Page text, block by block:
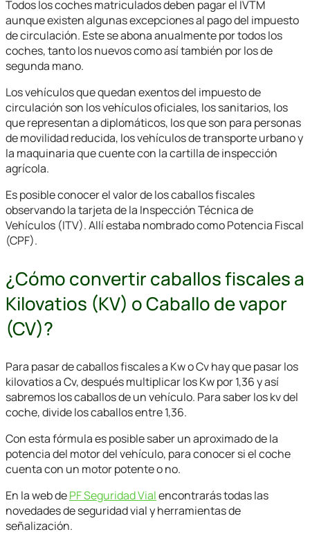
Todos los coches matriculados deben pagar el IVTM
aunque existen algunas excepciones al pago del impuesto
de circulación. Este se abona anualmente por todos los
coches, tanto los nuevos como así también por los de
segunda mano.
Los vehículos que quedan exentos del impuesto de
circulación son los vehículos oficiales, los sanitarios, los
que representan a diplomáticos, los que son para personas
de movilidad reducida, los vehículos de transporte urbano y
la maquinaria que cuente con la cartilla de inspección
agrícola.
Es posible conocer el valor de los caballos fiscales
observando la tarjeta de la Inspección Técnica de
Vehículos (ITV). Allí estaba nombrado como Potencia Fiscal
(CPF).
¿Cómo convertir caballos fiscales a
Kilovatios (KV) o Caballo de vapor
(CV)?
Para pasar de caballos fiscales a Kw o Cv hay que pasar los
kilovatios a Cv, después multiplicar los Kw por 1,36 y así
sabremos los caballos de un vehículo. Para saber los kv del
coche, divide los caballos entre 1,36.
Con esta fórmula es posible saber un aproximado de la
potencia del motor del vehículo, para conocer si el coche
cuenta con un motor potente o no.
En la web dePF Seguridad Vialencontrarás todas las
novedades de seguridad vial y herramientas de
señalización.